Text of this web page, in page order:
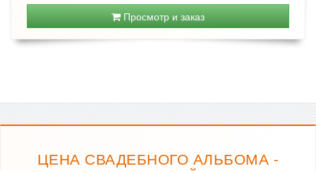
Просмотр и заказ
ЦЕНА СВАДЕБНОГО АЛЬБОМА -